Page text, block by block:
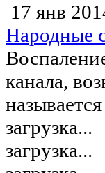
17 янв
Народные
канала,
загрузка...
загрузка...